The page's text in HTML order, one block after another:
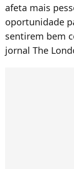
afeta mais
oportunidade
sentirem bem
jornal The